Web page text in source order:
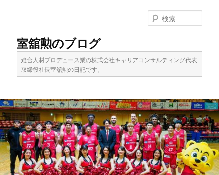
移
動
室舘勲のブログ
総合人材プロデュース業の株式会社キャリアコンサルティング代表
取締役社長室舘勲の日記です。
索